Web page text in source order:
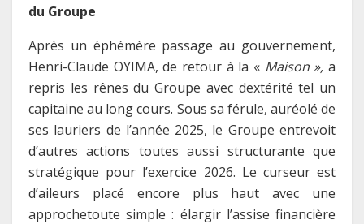
du Groupe
Après un éphémère passage au gouvernement,
Henri-Claude OYIMA, de retour à la « Maison », a
repris les rênes du Groupe avec dextérité tel un
capitaine au long cours. Sous sa férule, auréolé de
ses lauriers de l’année 2025, le Groupe entrevoit
d’autres actions toutes aussi structurante que
stratégique pour l’exercice 2026. Le curseur est
d’aileurs placé encore plus haut avec une
approchetoute simple : élargir l’assise financière